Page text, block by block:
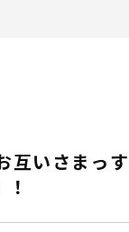
いさまっ